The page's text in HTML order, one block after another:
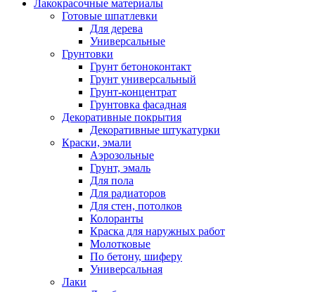
Лакокрасочные материалы
Готовые шпатлевки
Для дерева
Универсальные
Грунтовки
Грунт бетоноконтакт
Грунт универсальный
Грунт-концентрат
Грунтовка фасадная
Декоративные покрытия
Декоративные штукатурки
Краски, эмали
Аэрозольные
Грунт, эмаль
Для пола
Для радиаторов
Для стен, потолков
Колоранты
Краска для наружных работ
Молотковые
По бетону, шиферу
Универсальная
Лаки